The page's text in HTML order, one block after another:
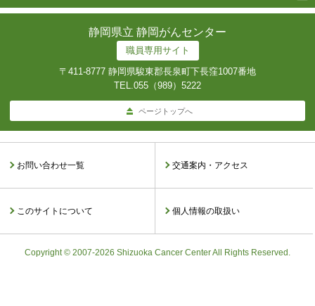
静岡県立 静岡がんセンター
職員専用サイト
〒411-8777 静岡県駿東郡長泉町下長窪1007番地
TEL.055（989）5222
ページトップへ
お問い合わせ一覧 交通案内・アクセス
このサイトについて 個人情報の取扱い
Copyright © 2007-2026 Shizuoka Cancer Center All Rights Reserved.